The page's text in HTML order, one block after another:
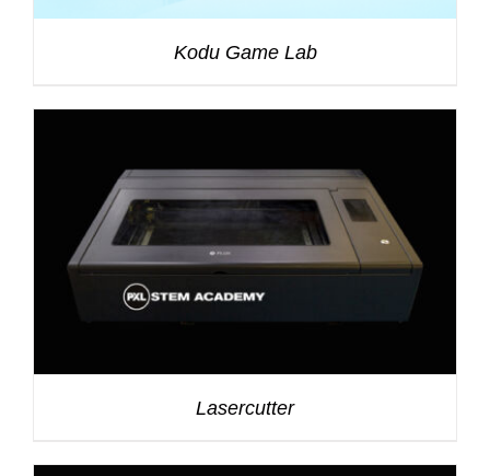
Kodu Game Lab
Lasercutter